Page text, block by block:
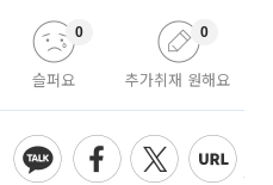
슬퍼요
0
추가취재 원해요
0